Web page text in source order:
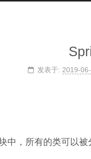
发表于: 2019-
中，所有的类可以被